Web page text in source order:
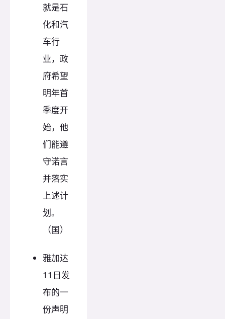
就是石
化和汽
车行
业，政
府希望
明年首
季度开
始，他
们能遵
守诺言
并落实
上述计
划。
（国）
雅加达
11日发
布的一
份声明